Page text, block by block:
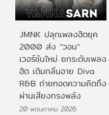
JMNK ปลุกเพลงฮิตยุค
2000 ส่ง “วอน”
เวอร์ชันใหม่ ยกระดับเพลง
ฮิต เติมกลิ่นอาย Diva
R&B ถ่ายทอดความคิดถึง
ผ่านเสียงทรงพลัง
20 พฤษภาคม 2026